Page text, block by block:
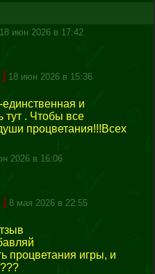
18 июн 2026 в 17:42
] 18 июн 2026 в 15:36
и
. Чтобы все
процветания!!!Всех
2026 в 16:06
] 8 мая 2026 в 22:55
процветания игры, и